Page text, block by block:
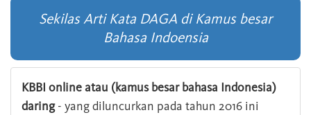
Sekilas Arti Kata DAGA di Kamus besar
Bahasa Indoensia
KBBI online atau (kamus besar bahasa Indonesia)
daring- yang diluncurkan pada tahun 2016 ini